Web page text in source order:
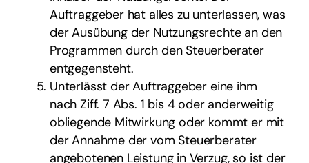
Auftraggeber hat alles zu unterlassen, was
der Ausübung der Nutzungsrechte an den
Programmen durch den Steuerberater
entgegensteht.
Unterlässt der Auftraggeber eine ihm
nach Ziff. 7 Abs. 1 bis 4 oder anderweitig
obliegende Mitwirkung oder kommt er mit
der Annahme der vom Steuerberater
angebotenen Leistung in Verzug, so ist der